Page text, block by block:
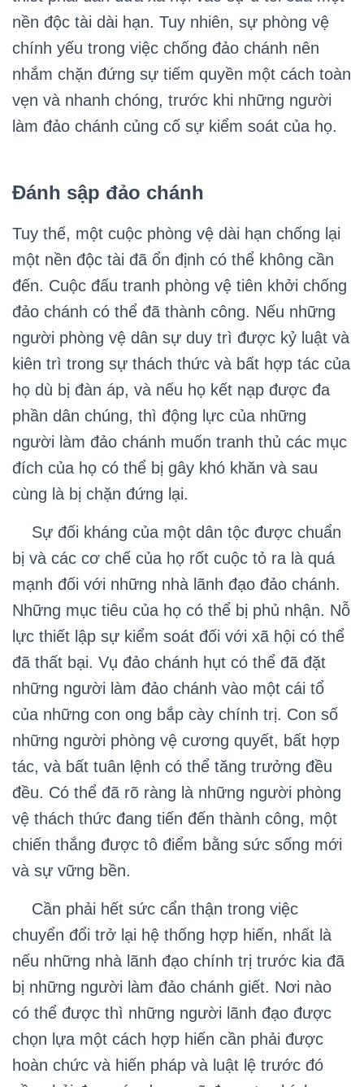
nền độc tài dài hạn. Tuy nhiên, sự phòng vệ
chính yếu trong việc chống đảo chánh nên
nhắm chặn đứng sự tiếm quyền một cách toàn
vẹn và nhanh chóng, trước khi những người
làm đảo chánh củng cố sự kiểm soát của họ.
Đánh sập đảo chánh
Tuy thế, một cuộc phòng vệ dài hạn chống lại
một nền độc tài đã ổn định có thể không cần
đến. Cuộc đấu tranh phòng vệ tiên khởi chống
đảo chánh có thể đã thành công. Nếu những
người phòng vệ dân sự duy trì được kỷ luật và
kiên trì trong sự thách thức và bất hợp tác của
họ dù bị đàn áp, và nếu họ kết nạp được đa
phần dân chúng, thì động lực của những
người làm đảo chánh muốn tranh thủ các mục
đích của họ có thể bị gây khó khăn và sau
cùng là bị chặn đứng lại.
Sự đối kháng của một dân tộc được chuẩn
bị và các cơ chế của họ rốt cuộc tỏ ra là quá
mạnh đối với những nhà lãnh đạo đảo chánh.
Những mục tiêu của họ có thể bị phủ nhận. Nỗ
lực thiết lập sự kiểm soát đối với xã hội có thể
đã thất bại. Vụ đảo chánh hụt có thể đã đặt
những người làm đảo chánh vào một cái tổ
của những con ong bắp cày chính trị. Con số
những người phòng vệ cương quyết, bất hợp
tác, và bất tuân lệnh có thể tăng trưởng đều
đều. Có thể đã rõ ràng là những người phòng
vệ thách thức đang tiến đến thành công, một
chiến thắng được tô điểm bằng sức sống mới
và sự vững bền.
Cần phải hết sức cẩn thận trong việc
chuyển đổi trở lại hệ thống hợp hiến, nhất là
nếu những nhà lãnh đạo chính trị trước kia đã
bị những người làm đảo chánh giết. Nơi nào
có thể được thì những người lãnh đạo được
chọn lựa một cách hợp hiến cần phải được
hoàn chức và hiến pháp và luật lệ trước đó